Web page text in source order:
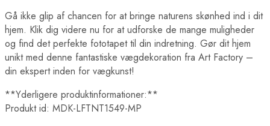
Gå ikke glip af chancen for at bringe naturens skønhed ind i dit
hjem. Klik dig videre nu for at udforske de mange muligheder
og find det perfekte fototapet til din indretning. Gør dit hjem
unikt med denne fantastiske vægdekoration fra Art Factory –
din ekspert inden for vægkunst!
**Yderligere produktinformationer:**
Produkt id: MDK-LFTNT1549-MP